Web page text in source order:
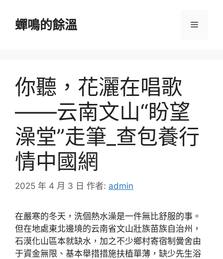
蟬鳴的餘溫 選
你聽，花灑在唱歌
——云南文山“盼望
澡堂”走筆_查包養行
情中國網
2025 年 4 月 3 日 作者: admin
在嚴寒的冬天，洗個熱水澡是一件無比舒服的事。
但在地處東北邊境的云南省文山壯族苗族自治州，
石漠化山區本就缺水，加之不少鄉村寄宿制黌舍由
于資金無限、基本舉措措施扶植單薄，缺少先生浴